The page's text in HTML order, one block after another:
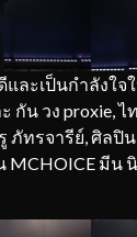
ะเป็นกำลังใจ
กัน วง proxie, ไ
ภัทรจารีย์, ศิล
MCHOICE มีน